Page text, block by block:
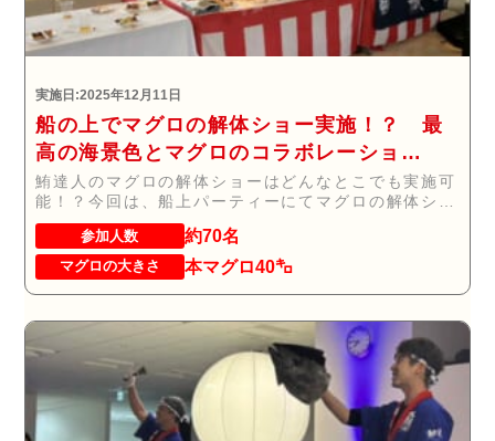
実施日:2025年12月11日
船の上でマグロの解体ショー実施！？ 最
高の海景色とマグロのコラボレーショ
ン！！！
鮪達人のマグロの解体ショーはどんなとこでも実施可
能！？今回は、船上パーティーにてマグロの解体ショ
ー(...
参加人数 約70名
マグロの大きさ 本マグロ40㌔